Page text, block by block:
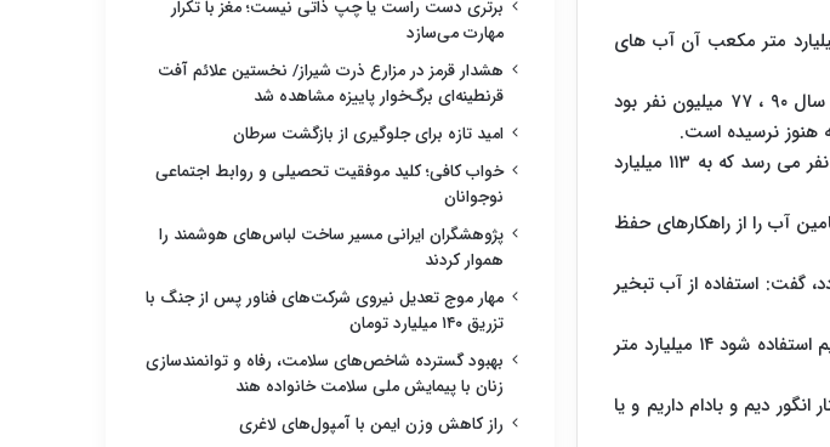
رضا سپاسخواه افزود: ۹۰ میلیارد متر مکعب منابع آبی تجدید پذیر است که ۱۹ میلیارد متر مکعب آن آب های
سپاسخواه با اشاره به مصرف ۷۵ میلیارد متر مکعب آب در کشاورزی گفت: جمعیت ما در سال ۹۰ ، ۷۷ میلیون نفر بود
این عضو پیوسته فرهنگستان علوم خاطرنشان کرد: در سال ۱۴۰۰ جمعیت ما به ۹۰ میلیون نفر می رسد که به ۱۱۳ میلیارد
آب را از راهکارهای حفظ
گردد، گفت: استفاده از آب تبخیر
این عضو پیوسته فرهنگستان علوم ادامه داد: اگر ۵۰ درصد این تعرق برای کشت درختان دیم استفاده شود ۱۴ میلیارد متر
کشور در فارس ۲۰ هزار هکتار انجیر دیم ، ۱۰ هزار هکتار انگور دیم و بادام داریم و یا
برتری دست راست یا چپ ذاتی نیست؛ مغز با تکرار
مهارت می‌سازد
هشدار قرمز در مزارع ذرت شیراز/ نخستین علائم آفت
قرنطینه‌ای برگ‌خوار پاییزه مشاهده شد
امید تازه برای جلوگیری از بازگشت سرطان
خواب کافی؛ کلید موفقیت تحصیلی و روابط اجتماعی
نوجوانان
پژوهشگران ایرانی مسیر ساخت لباس‌های هوشمند را
هموار کردند
مهار موج تعدیل نیروی شرکت‌های فناور پس از جنگ با
تزریق ۱۴۰ میلیارد تومان
بهبود گسترده شاخص‌های سلامت، رفاه و توانمندسازی
زنان با پیمایش ملی سلامت خانواده هند
راز کاهش وزن ایمن با آمپول‌های لاغری